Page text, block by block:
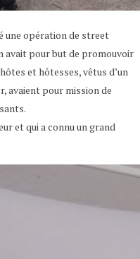
une opération de street
avait pour but de promouvoir
et hôtesses, vêtus d’un
avaient pour mission de
et qui a connu un grand